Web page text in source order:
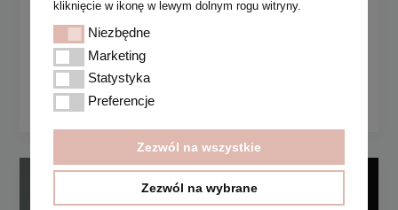
kliknięcie w ikonę w lewym dolnym rogu witryny.
NiezbędneNiezbędne
MarketingMarketing
StatystykaStatystyka
PreferencjePreferencje
Zezwól na wszystkie
Zezwól na wybrane
zapobiegać?
Pierwszy sygnał bywa niepozorny: po mroźnym
spacerze policzki długo pozostają czerwone. Potem
dochodzą drobne nitki przy skrzydełkach nosa albo